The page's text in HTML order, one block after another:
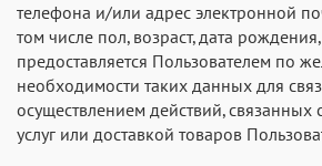
телефона и/или адрес электронной
том числе пол, возраст, дата
предоставляется Пользователем по
необходимости таких данных для
осуществлением действий, связанных
услуг или доставкой товаров